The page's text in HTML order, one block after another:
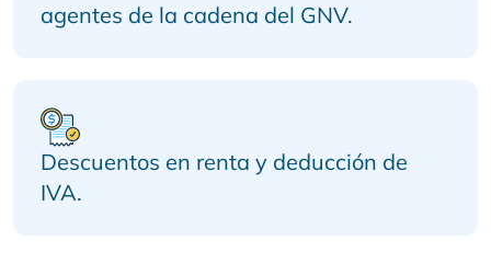
agentes de la cadena del GNV.
Descuentos en renta y deducción de
IVA.